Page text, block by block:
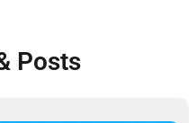
Posts